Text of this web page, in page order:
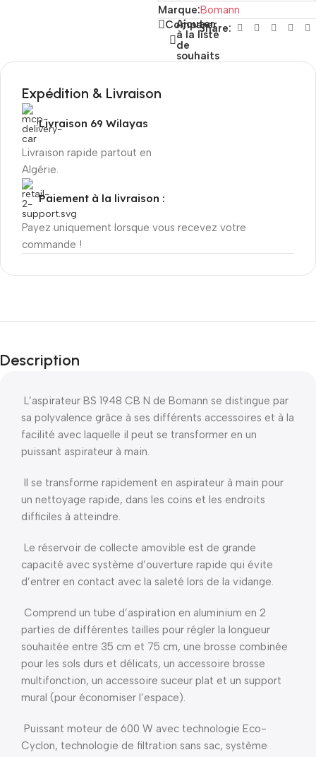
Marque:Bomann
Comparer
Ajouter
à la liste
de
souhaits
Share:
Expédition & Livraison
Livraison 69 Wilayas
Livraison rapide partout en
Algérie.
Paiement à la livraison :
Payez uniquement lorsque vous recevez votre
commande !
Description
L’aspirateur BS 1948 CB N de Bomann se distingue par
sa polyvalence grâce à ses différents accessoires et à la
facilité avec laquelle il peut se transformer en un
puissant aspirateur à main.
Il se transforme rapidement en aspirateur à main pour
un nettoyage rapide, dans les coins et les endroits
difficiles à atteindre.
Le réservoir de collecte amovible est de grande
capacité avec système d’ouverture rapide qui évite
d’entrer en contact avec la saleté lors de la vidange.
Comprend un tube d’aspiration en aluminium en 2
parties de différentes tailles pour régler la longueur
souhaitée entre 35 cm et 75 cm, une brosse combinée
pour les sols durs et délicats, un accessoire brosse
multifonction, un accessoire suceur plat et un support
mural (pour économiser l’espace).
Puissant moteur de 600 W avec technologie Eco-
Cyclon, technologie de filtration sans sac, système